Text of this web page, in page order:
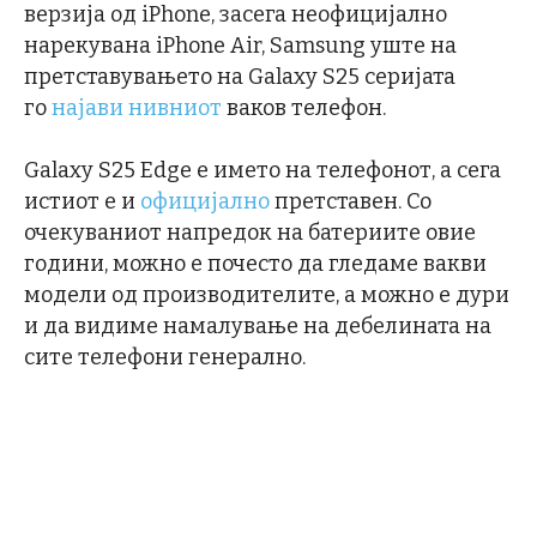
верзија од iPhone, засега неофицијално
нарекувана iPhone Air, Samsung уште на
претставувањето на Galaxy S25 серијата
гонајави нивниот ваков телефон.
Galaxy S25 Edge е името на телефонот, а сега
истиот е и официјалнопретставен. Со
очекуваниот напредок на батериите овие
години, можно е почесто да гледаме вакви
модели од производителите, а можно е дури
и да видиме намалување на дебелината на
сите телефони генерално.